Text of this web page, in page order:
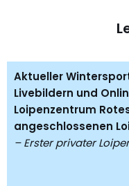
Aktueller
Livebildern und
Loipenzentrum
angeschlossenen
– Erster privater